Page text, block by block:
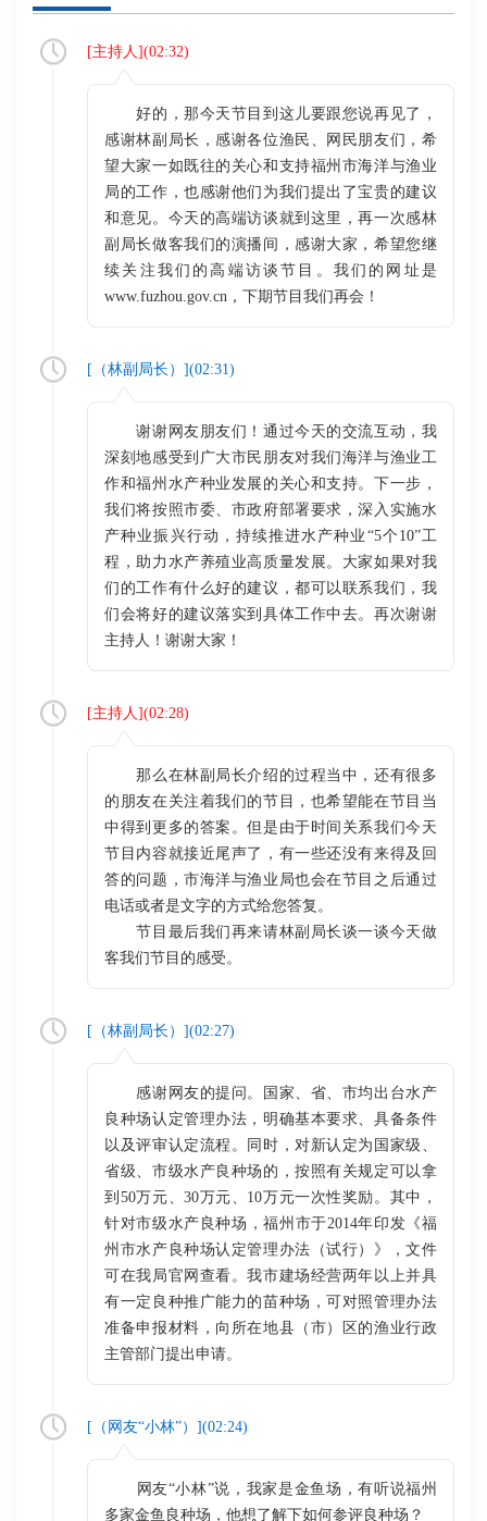
[主持人](02:32)
好的，那今天节目到这儿要跟您说再见了，
感谢林副局长，感谢各位渔民、网民朋友们，希
望大家一如既往的关心和支持福州市海洋与渔业
局的工作，也感谢他们为我们提出了宝贵的建议
和意见。今天的高端访谈就到这里，再一次感林
副局长做客我们的演播间，感谢大家，希望您继
续关注我们的高端访谈节目。我们的网址是
www.fuzhou.gov.cn，下期节目我们再会！
[（林副局长 ）](02:31)
谢谢网友朋友们！通过今天的交流互动，我
深刻地感受到广大市民朋友对我们海洋与渔业工
作和福州水产种业发展的关心和支持。下一步，
我们将按照市委、市政府部署要求，深入实施水
产种业振兴行动，持续推进水产种业“5个10”工
程，助力水产养殖业高质量发展。大家如果对我
们的工作有什么好的建议，都可以联系我们，我
们会将好的建议落实到具体工作中去。再次谢谢
主持人！谢谢大家！
[主持人](02:28)
那么在林副局长介绍的过程当中，还有很多
的朋友在关注着我们的节目，也希望能在节目当
中得到更多的答案。但是由于时间关系我们今天
节目内容就接近尾声了，有一些还没有来得及回
答的问题，市海洋与渔业局也会在节目之后通过
电话或者是文字的方式给您答复。
节目最后我们再来请林副局长谈一谈今天做
客我们节目的感受。
[（林副局长 ）](02:27)
感谢网友的提问。国家、省、市均出台水产
良种场认定管理办法，明确基本要求、具备条件
以及评审认定流程。同时，对新认定为国家级、
省级、市级水产良种场的，按照有关规定可以拿
到50万元、30万元、10万元一次性奖励。其中，
针对市级水产良种场，福州市于2014年印发《福
州市水产良种场认定管理办法（试行）》，文件
可在我局官网查看。我市建场经营两年以上并具
有一定良种推广能力的苗种场，可对照管理办法
准备申报材料，向所在地县（市）区的渔业行政
主管部门提出申请。
[（ 网友“小林”）](02:24)
网友“小林”说，我家是金鱼场，有听说福州
多家金鱼良种场，他想了解下如何参评良种场？